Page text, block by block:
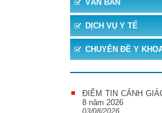
VĂN BẢN
DỊCH VỤ Y TẾ
CHUYÊN ĐỀ Y
ĐIỂM TIN CẢNH
8 năm 2026
03/08/2026